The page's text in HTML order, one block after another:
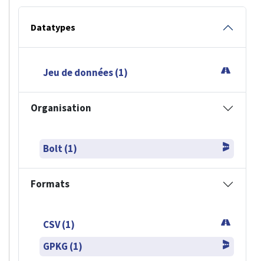
Datatypes
Jeu de données (1)
Organisation
Bolt (1)
Formats
CSV (1)
GPKG (1)